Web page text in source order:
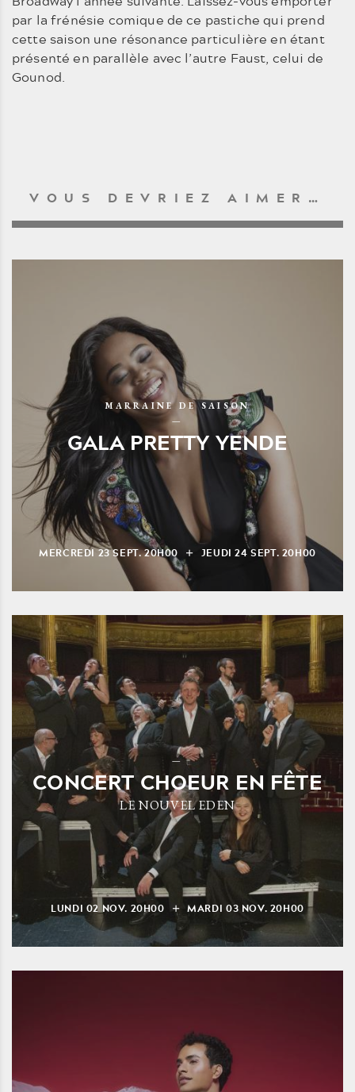
par la frénésie comique de ce pastiche qui prend
cette saison une résonance particulière en étant
présenté en parallèle avec l’autre Faust, celui de
Gounod.
VOUS DEVRIEZ AIMER…
MARRAINE DE SAISON
GALA PRETTY YENDE
MERCREDI23SEPT.20H00 JEUDI24SEPT. 20H00
CONCERT CHOEUR EN FÊTE
LE NOUVEL EDEN
LUNDI 02 NOV. 20H00 MARDI 03 NOV. 20H00